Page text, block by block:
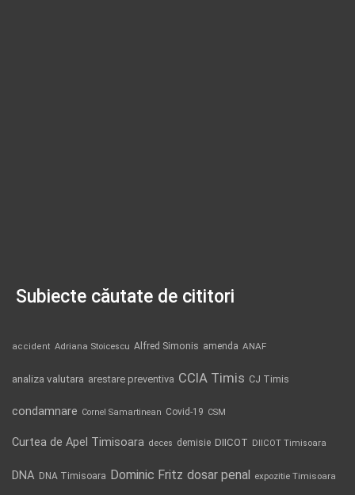
Subiecte căutate de cititori
accident Adriana Stoicescu Alfred Simonis amenda ANAF
analiza valutara arestare preventiva CCIA Timis CJ Timis
condamnare Cornel Samartinean Covid-19 CSM
Curtea de Apel Timisoara deces demisie DIICOT DIICOT Timisoara
DNA DNA Timisoara Dominic Fritz dosar penal expozitie Timisoara